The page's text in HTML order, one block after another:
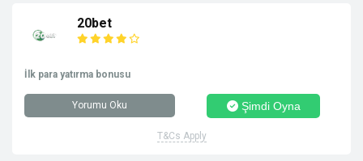
20bet
İlk para yatırma bonusu
Yorumu Oku Şimdi Oyna
T&Cs Apply